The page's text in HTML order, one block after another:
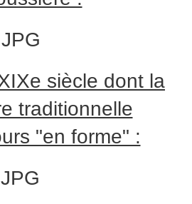
siècle dont la
traditionnelle
"en forme" :